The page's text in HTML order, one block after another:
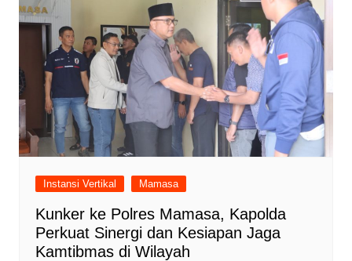
Instansi Vertikal Mamasa
Kunker ke Polres Mamasa, Kapolda
Perkuat Sinergi dan Kesiapan Jaga
Kamtibmas di Wilayah